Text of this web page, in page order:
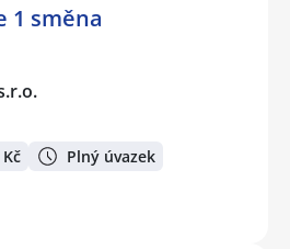
1 směna
Plný úvazek